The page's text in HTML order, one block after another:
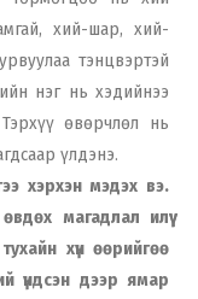
хий-шар, хий-
тэнцвэртэй
нэг нь хэдийнээ
өвөрчлөл нь
үлдэнэ.
хэрхэн мэдэх вэ.
магадлал илүү
хүн өөрийгөө
үндсэн дээр ямар